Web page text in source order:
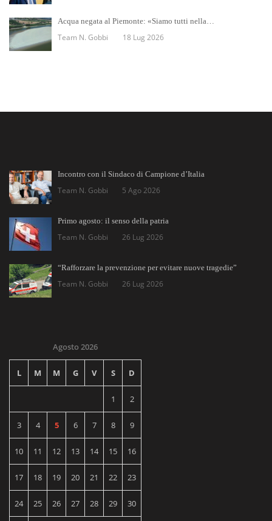
Acqua negata al Piemonte: «Siamo tutti nella…
Team N. Gobbi 18 Lug 2026
Incontro con il Sindaco di Campione d’Italia
Team N. Gobbi 5 Ago 2026
Primo agosto: il senso della patria
Team N. Gobbi 26 Lug 2026
“Rafforzare la prevenzione per evitare nuove tragedie”
Team N. Gobbi 26 Lug 2026
Agosto 2026
L M M G V S D
1 2
3 4 5 6 7 8 9
10 11 12 13 14 15 16
17 18 19 20 21 22 23
24 25 26 27 28 29 30